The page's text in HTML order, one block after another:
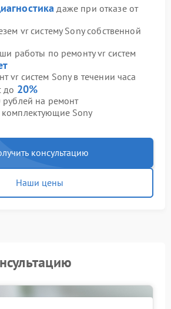
даже при отказе от
vr систему Sony собственной
работы по ремонту vr систем
vr систем Sony в течении часа
до 20%
на ремонт
Sony
консультацию
Наши цены